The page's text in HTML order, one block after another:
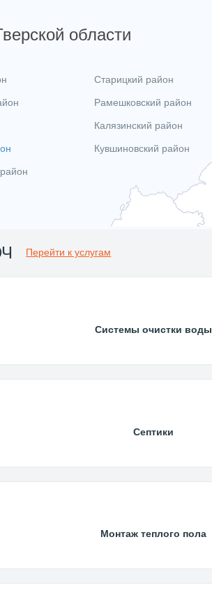
области
Старицкий район
Рамешковский район
Калязинский район
Кувшиновский район
Перейти к услугам
Системы очистки воды
Септики
Монтаж теплого пола